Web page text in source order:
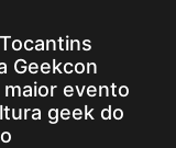
Geekcon
maior evento
geek do